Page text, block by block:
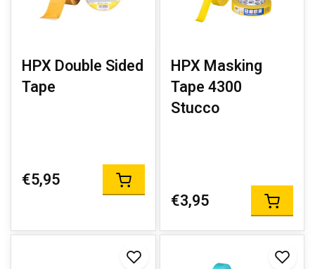
HPX Double Sided
Tape
€5,95
HPX Masking
Tape 4300
Stucco
€3,95